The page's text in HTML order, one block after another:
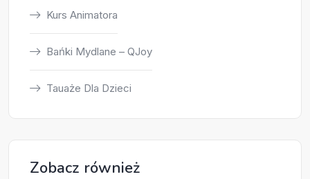
Kurs Animatora
Bańki Mydlane – QJoy
Tauaże Dla Dzieci
Zobacz również